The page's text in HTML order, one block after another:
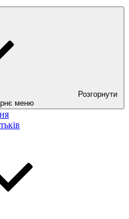
Розгорнути
меню